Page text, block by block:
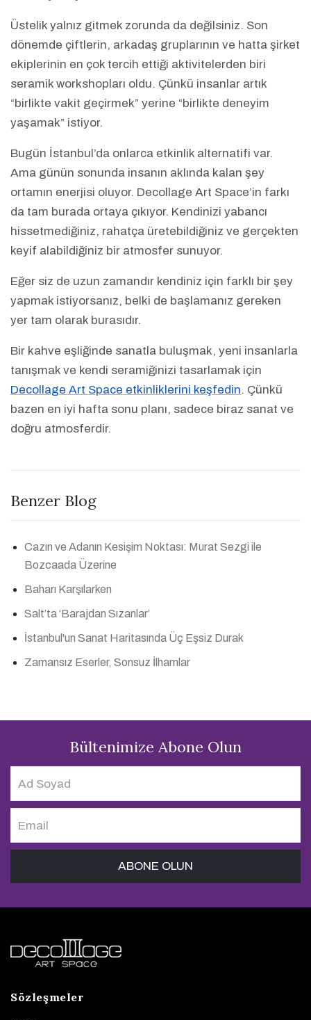
Üstelik yalnız gitmek zorunda da değilsiniz. Son
dönemde çiftlerin, arkadaş gruplarının ve hatta şirket
ekiplerinin en çok tercih ettiği aktivitelerden biri
seramik workshopları oldu. Çünkü insanlar artık
“birlikte vakit geçirmek” yerine “birlikte deneyim
yaşamak” istiyor.
Bugün İstanbul’da onlarca etkinlik alternatifi var.
Ama günün sonunda insanın aklında kalan şey
ortamın enerjisi oluyor. Decollage Art Space’in farkı
da tam burada ortaya çıkıyor. Kendinizi yabancı
hissetmediğiniz, rahatça üretebildiğiniz ve gerçekten
keyif alabildiğiniz bir atmosfer sunuyor.
Eğer siz de uzun zamandır kendiniz için farklı bir şey
yapmak istiyorsanız, belki de başlamanız gereken
yer tam olarak burasıdır.
Bir kahve eşliğinde sanatla buluşmak, yeni insanlarla
tanışmak ve kendi seramiğinizi tasarlamak için
Decollage Art Space etkinliklerini keşfedin. Çünkü
bazen en iyi hafta sonu planı, sadece biraz sanat ve
doğru atmosferdir.
Benzer Blog
Cazın ve Adanın Kesişim Noktası: Murat Sezgi ile
Bozcaada Üzerine
Baharı Karşılarken
Salt’ta ‘Barajdan Sızanlar’
İstanbul'un Sanat Haritasında Üç Eşsiz Durak
Zamansız Eserler, Sonsuz İlhamlar
Bültenimize Abone Olun
Sözleşmeler